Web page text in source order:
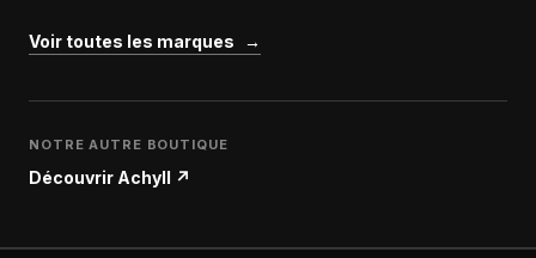
Voir toutes les marques →
NOTRE AUTRE BOUTIQUE
Découvrir Achyll ↗